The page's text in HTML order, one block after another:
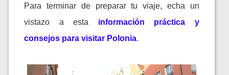
Para terminar de preparar tu viaje, echa un
vistazo a esta información práctica y
consejos para visitar Polonia.